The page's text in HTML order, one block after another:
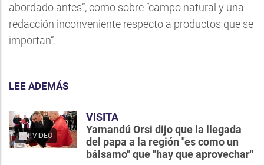
abordado antes”, como sobre “campo natural y una
redacción inconveniente respecto a productos que se
importan”.
LEE ADEMÁS
VIDEO
VISITA
Yamandú Orsi dijo que la llegada
del papa a la región "es como un
bálsamo" que "hay que aprovechar"